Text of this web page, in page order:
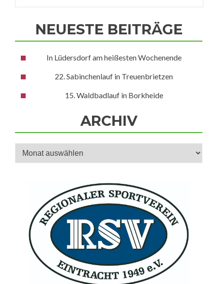
NEUESTE BEITRÄGE
In Lüdersdorf am heißesten Wochenende
22. Sabinchenlauf in Treuenbrietzen
15. Waldbadlauf in Borkheide
ARCHIV
Archiv